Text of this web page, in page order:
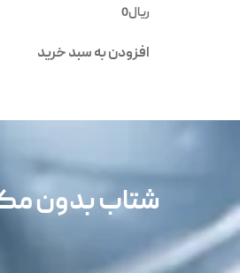
ریال0
افزودن به سبد خرید
شتاب بدون